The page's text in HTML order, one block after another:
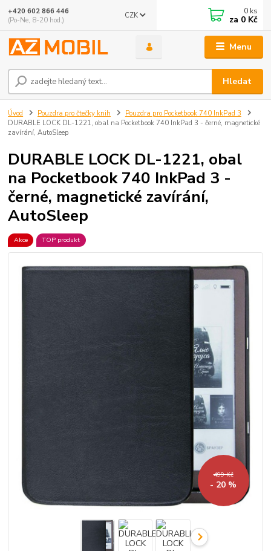
Menu
CZK
Hledat
+420 602 866 446
(Po-Ne, 8-20 hod.)
0 ks
za 0 Kč
Úvod Pouzdra pro čtečky knih
Pouzdra pro Pocketbook 740 InkPad 3
DURABLE LOCK DL-1221, obal na Pocketbook 740 InkPad 3 - černé, magnetické
zavírání, AutoSleep
DURABLE LOCK DL-1221, obal
na Pocketbook 740 InkPad 3 -
černé, magnetické zavírání,
AutoSleep
Akce TOP produkt
499 Kč
- 20 %